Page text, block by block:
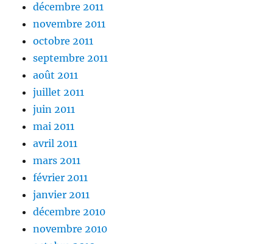
décembre 2011
novembre 2011
octobre 2011
septembre 2011
août 2011
juillet 2011
juin 2011
mai 2011
avril 2011
mars 2011
février 2011
janvier 2011
décembre 2010
novembre 2010